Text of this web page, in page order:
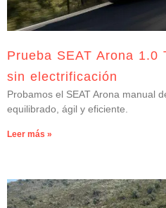
Prueba SEAT Arona 1.0
sin electrificación
Probamos el SEAT Arona manual
equilibrado, ágil y eficiente.
Leer más »